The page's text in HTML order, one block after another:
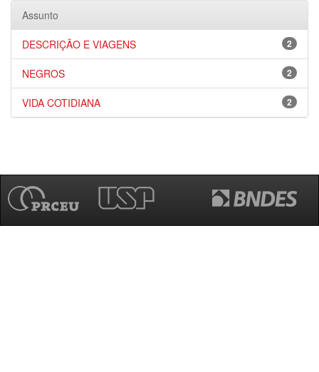
Assunto
2
DESCRIÇÃO E VIAGENS
2
NEGROS
2
VIDA COTIDIANA